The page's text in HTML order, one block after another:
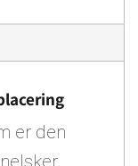
er den